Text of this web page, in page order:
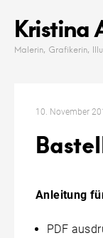
content
Kristina
Malerin, Grafikerin,
10. November
Anleitung
PDF